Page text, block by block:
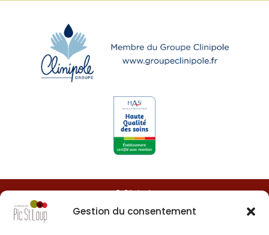
Gestion du consentement
© Clinipole